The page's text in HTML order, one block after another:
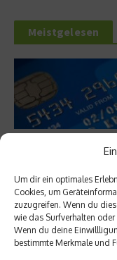
Um dir ein optimales
Cookies, um
zuzugreifen. Wenn du
wie das Surfverhalten
Wenn du deine
bestimmte Merkmale und
Meistgelesen